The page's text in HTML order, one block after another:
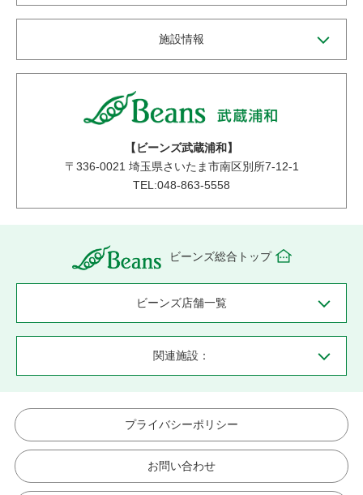
施設情報
【ビーンズ武蔵浦和】
〒 336-0021 埼玉県さいたま市南区別所7-12-1
TEL:048-863-5558
ビーンズ総合トップ
ビーンズ店舗一覧
関連施設：
プライバシーポリシー
お問い合わせ